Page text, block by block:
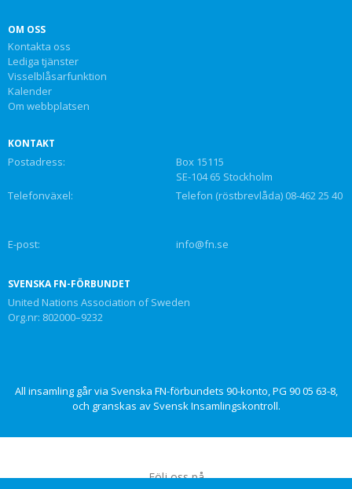
OM OSS
Kontakta oss
Lediga tjänster
Visselblåsarfunktion
Kalender
Om webbplatsen
KONTAKT
Postadress:
Box 15115
SE-104 65 Stockholm
Telefonväxel:
Telefon (röstbrevlåda) 08-462 25 40
E-post: info@fn.se
SVENSKA FN-FÖRBUNDET
United Nations Association of Sweden
Org.nr: 802000–9232
All insamling går via Svenska FN-förbundets 90-konto, PG 90 05 63-8,
och granskas av Svensk Insamlingskontroll.
Följ oss på